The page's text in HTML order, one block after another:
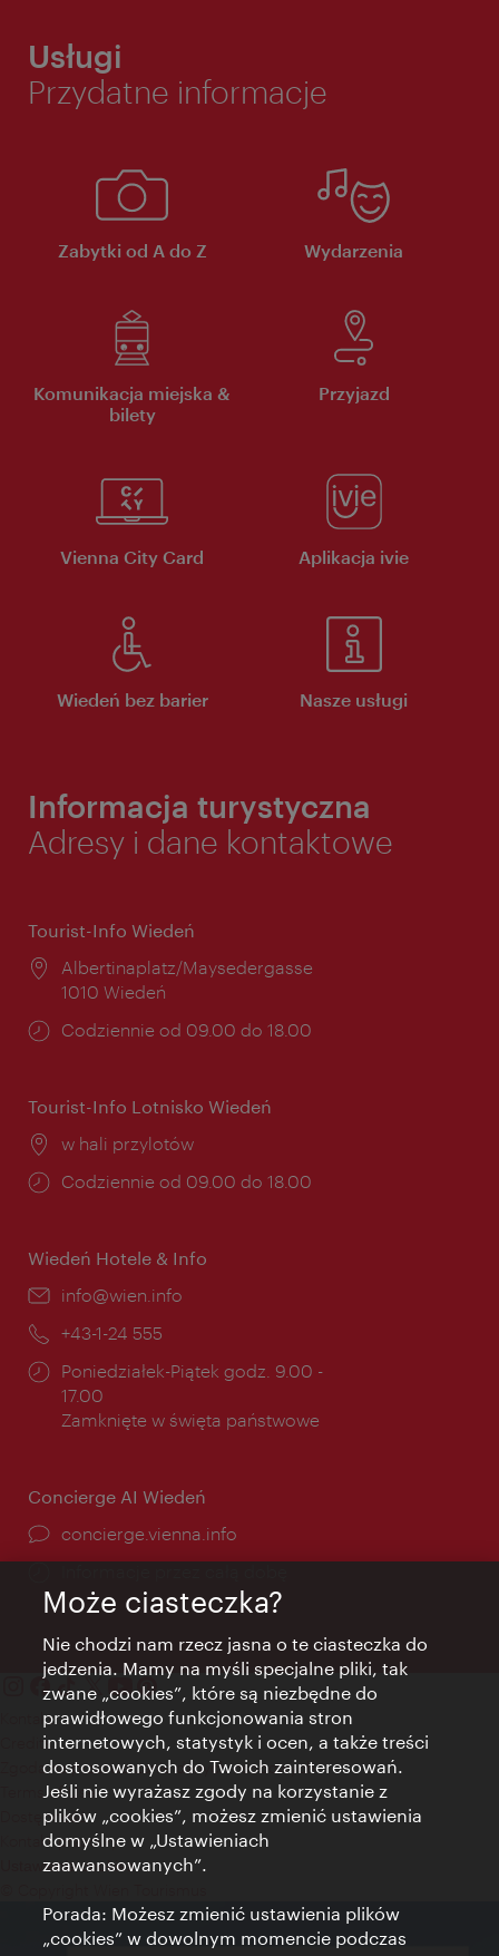
Usługi
Przydatne informacje
Zabytki od A do Z Wydarzenia
Komunikacja miejska &
bilety
Przyjazd
Vienna City Card Aplikacja ivie
Wiedeń bez barier Nasze usługi
Informacja turystyczna
Adresy i dane kontaktowe
Tourist-Info Wiedeń
Miejsce:
Albertinaplatz/Maysedergasse
1010 Wiedeń
Godziny
Codziennie od 09.00 do 18.00
Tourist-Info Lotnisko Wiedeń
Miejsce:
w hali przylotów
Godziny
Codziennie od 09.00 do 18.00
Wiedeń Hotele & Info
E-
info@wien.info
Telefon:
+43-1-24 555
Godziny
otwarcia:
Poniedziałek-Piątek godz. 9.00 -
17.00
Zamknięte w święta państwowe
Concierge AI Wiedeń
concierge.vienna.info
Kontakt
Credits
Zgoda na przetwarzanie danych osobowych
Terms of Use
Dostępność
Kontakt prasowy
Ustawienia cookies
Może ciasteczka?
Nie chodzi nam rzecz jasna o te ciasteczka do
jedzenia. Mamy na myśli specjalne pliki, tak
zwane „cookies”, które są niezbędne do
prawidłowego funkcjonowania stron
internetowych, statystyk i ocen, a także treści
dostosowanych do Twoich zainteresowań.
Jeśli nie wyrażasz zgody na korzystanie z
plików „cookies”, możesz zmienić ustawienia
domyślne w „Ustawieniach
zaawansowanych”.
Porada: Możesz zmienić ustawienia plików
„cookies” w dowolnym momencie podczas